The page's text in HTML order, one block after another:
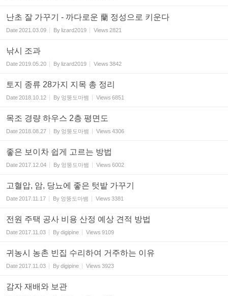
난초 잘 가꾸기 - 까다로운 蘭 정성으로 키운다
Date2021.03.09 Bylizard2019 Views 2821
낚시 조과
Date2019.05.20 Bylizard2019 Views 3842
토지 종류 28가지 지목 총 정리
Date2018.10.12 By 엉뚱도마뱀 Views 6851
목조 경량 하우스 2층 평면도
Date2018.08.27 By 엉뚱도마뱀 Views 4306
좋은 보이차 쉽게 고르는 방법
Date2017.12.04 By 엉뚱도마뱀 Views 6002
고혈압, 암, 당뇨에 좋은 텃밭 가꾸기
Date2017.11.17 By 엉뚱도마뱀 Views 3381
전원 주택 공사 비용 산정 예상 견적 방법
Date2017.11.03 Bydigipine Views 9109
귀농시 농촌 빈집 수리하여 거주하는 이유
Date2017.11.03 Bydigipine Views 3923
감자 재배와 보관